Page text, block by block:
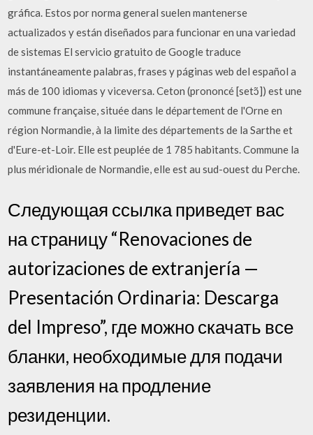
gráfica. Estos por norma general suelen mantenerse
actualizados y están diseñados para funcionar en una variedad
de sistemas El servicio gratuito de Google traduce
instantáneamente palabras, frases y páginas web del español a
más de 100 idiomas y viceversa. Ceton (prononcé [setɔ̃]) est une
commune française, située dans le département de l'Orne en
région Normandie, à la limite des départements de la Sarthe et
d'Eure-et-Loir. Elle est peuplée de 1 785 habitants. Commune la
plus méridionale de Normandie, elle est au sud-ouest du Perche.
Следующая ссылка приведет вас
на страницу “Renovaciones de
autorizaciones de extranjería —
Presentación Ordinaria: Descarga
del Impreso”, где можно скачать все
бланки, необходимые для подачи
заявления на продление
резиденции.